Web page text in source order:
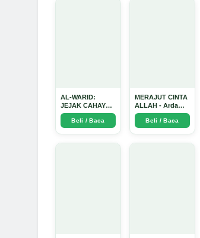
AL-WARID:
JEJAK CAHAYA
DI ANTARA DUA
ZAMAN - Arda
Dinata
Beli / Baca
MERAJUT CINTA
ALLAH - Arda
Dinata
Beli / Baca